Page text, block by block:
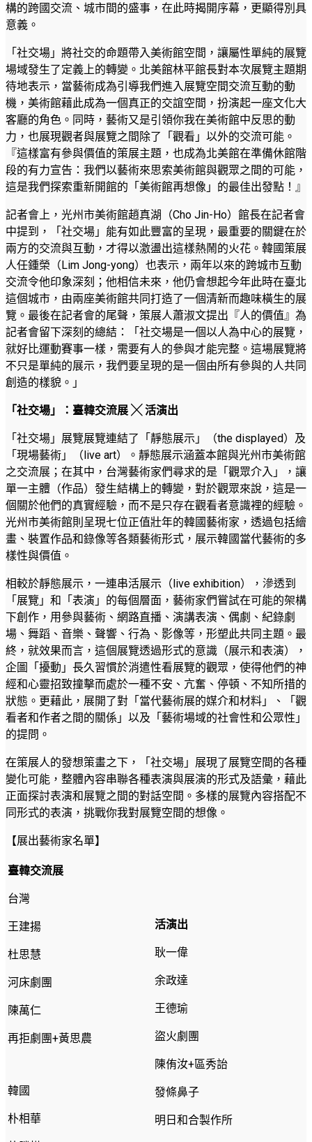
構的跨國交流、城市間的盛事，在此時揭開序幕，更顯得別具
意義。
「社交場」將社交的命題帶入美術館空間，讓屬性單純的展覽
場域發生了定義上的轉變。北美館林平館長對本次展覽主題期
待地表示，當藝術成為引導我們進入展覽空間交流互動的動
機，美術館藉此成為一個真正的交誼空間，扮演起一座文化大
客廳的角色。同時，藝術又是引領你我在美術館中反思的動
力，也展現觀者與展覽之間除了「觀看」以外的交流可能。
『這樣富有參與價值的策展主題，也成為北美館在準備休館階
段的有力宣告：我們以藝術來思索美術館與觀眾之間的可能，
這是我們探索重新開館的「美術館再想像」的最佳出發點！』
記者會上，光州市美術館趙真湖（Cho Jin-Ho）館長在記者會
中提到，「社交場」能有如此豐富的呈現，最重要的關鍵在於
兩方的交流與互動，才得以激盪出這樣熱鬧的火花。韓國策展
人任鍾榮（Lim Jong-yong）也表示，兩年以來的跨城市互動
交流令他印象深刻；他相信未來，他仍會想起今年此時在臺北
這個城市，由兩座美術館共同打造了一個清新而趣味橫生的展
覽。最後在記者會的尾聲，策展人蕭淑文提出『人的價值』為
記者會留下深刻的總結：「社交場是一個以人為中心的展覽，
就好比運動賽事一樣，需要有人的參與才能完整。這場展覽將
不只是單純的展示，我們要呈現的是一個由所有參與的人共同
創造的樣貌。」
「社交場」：臺韓交流展 ╳ 活演出
「社交場」展覽展覽連結了「靜態展示」（the displayed）及
「現場藝術」（live art）。靜態展示涵蓋本館與光州市美術館
之交流展；在其中，台灣藝術家們尋求的是「觀眾介入」，讓
單一主體（作品）發生結構上的轉變，對於觀眾來說，這是一
個關於他們的真實經驗，而不是只存在觀看者意識裡的經驗。
光州市美術館則呈現七位正值壯年的韓國藝術家，透過包括繪
畫、裝置作品和錄像等各類藝術形式，展示韓國當代藝術的多
樣性與價值。
相較於靜態展示，一連串活展示（live exhibition），滲透到
「展覽」和「表演」的每個層面，藝術家們嘗試在可能的架構
下創作，用參與藝術、網路直播、演講表演、偶劇、紀錄劇
場、舞蹈、音樂、聲響、行為、影像等，形塑此共同主題。最
終，就效果而言，這個展覽透過形式的意識（展示和表演），
企圖「擾動」長久習慣於消遣性看展覽的觀眾，使得他們的神
經和心靈招致撞擊而處於一種不安、亢奮、停頓、不知所措的
狀態。更藉此，展開了對「當代藝術展的媒介和材料」、「觀
看者和作者之間的關係」以及「藝術場域的社會性和公眾性」
的提問。
在策展人的發想策畫之下，「社交場」展現了展覽空間的各種
變化可能，整體內容串聯各種表演與展演的形式及語彙，藉此
正面探討表演和展覽之間的對話空間。多樣的展覽內容搭配不
同形式的表演，挑戰你我對展覽空間的想像。
【展出藝術家名單】
臺韓交流展
台灣
王建揚
杜思慧
河床劇團
陳萬仁
再拒劇團+黃思農
韓國
朴相華
活演出
耿一偉
余政達
王德瑜
盜火劇團
陳侑汝+區秀詒
發條鼻子
明日和合製作所